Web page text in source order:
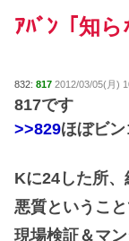
ｱﾊﾞﾝ「知
832: 817 2012/03/05(月)
817です
>>829ほぼビ
Kに24した所
悪質というこ
現場検証＆マ